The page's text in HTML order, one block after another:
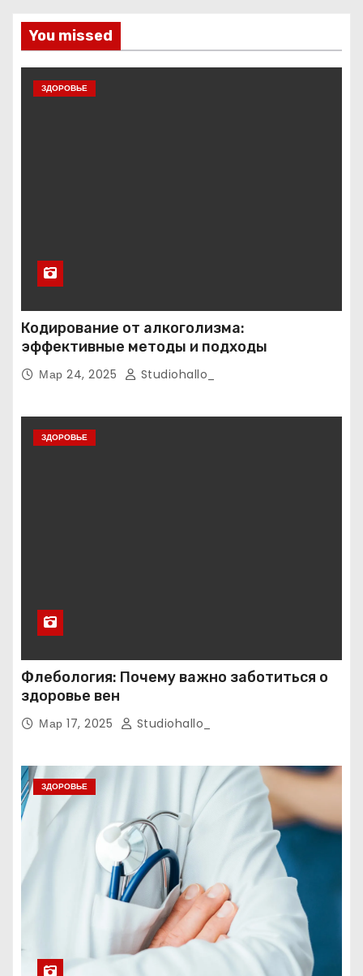
You missed
ЗДОРОВЬЕ
Кодирование от алкоголизма:
эффективные методы и подходы
Мар 24, 2025 Studiohallo_
ЗДОРОВЬЕ
Флебология: Почему важно заботиться о
здоровье вен
Мар 17, 2025 Studiohallo_
ЗДОРОВЬЕ